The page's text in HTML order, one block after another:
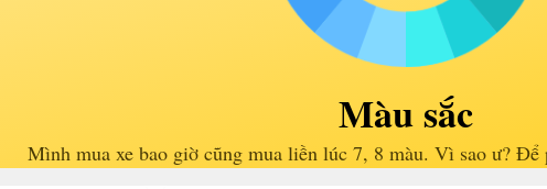
Màu sắc
Mình mua xe bao giờ cũng mua liền lúc 7, 8 màu. Vì sao ư? Để